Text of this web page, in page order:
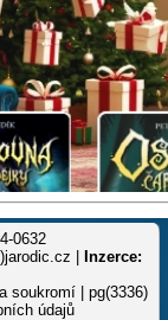
0632
|
Inzerce:
soukromí | pg(3336)
údajů